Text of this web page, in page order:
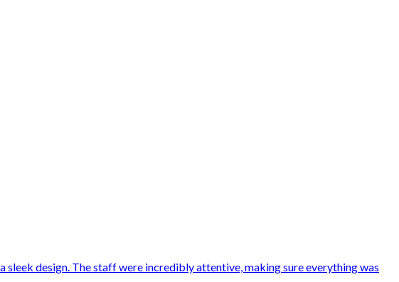
design. The staff were incredibly attentive, making sure everything was